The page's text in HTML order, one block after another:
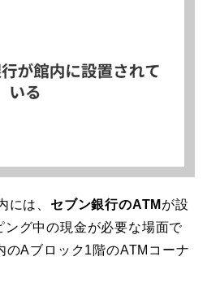
には、 セブン銀行のATM が設
グ中の現金が必要な場面で
のAブロック1階のATMコーナ